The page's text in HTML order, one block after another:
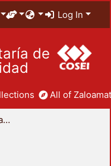
Log In
de
All of
División de Ciencias Sociales y Humanidades